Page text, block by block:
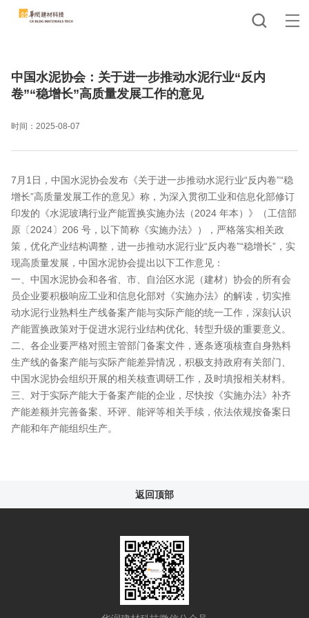
中国水泥协会：关于进一步推动水泥行业“反内
卷”“稳增长”高质量发展工作的意见
时间：2025-08-07
7月1日，中国水泥协会发布《关于进一步推动水泥行业“反内卷”“稳
增长”高质量发展工作的意见》称，为深入贯彻工业和信息化部修订
印发的《水泥玻璃行业产能置换实施办法（2024 年本）》（工信部
原〔2024〕206 号，以下简称《实施办法》），严格落实相关政
策，优化产业结构调整，进一步推动水泥行业“反内卷”“稳增长”，实
现高质量发展，中国水泥协会提出以下工作意见：
一、中国水泥协会和各省、市、自治区水泥（建材）协会的所有会
员企业要积极响应工业和信息化部对《实施办法》的解读，切实推
动水泥行业熟料生产线备案产能与实际产能的统一工作，深刻认识
产能置换政策对于促进水泥行业结构优化、转型升级的重要意义。
二、各企业要严格对照主管部门备案文件，逐条逐项核查自身熟料
生产线的备案产能与实际产能差异情况，积极支持政府有关部门、
中国水泥协会组织开展的相关核查调研工作，及时填报相关材料。
三、对于实际产能大于备案产能的企业，尽快按《实施办法》补齐
产能差额并完善备案、环评、能评等相关手续，依法依规按备案日
产能和年产能组织生产。
返回顶部